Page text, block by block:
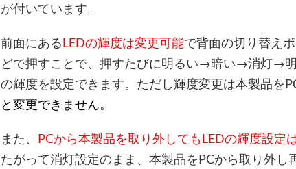
が付いています。
前面にあるLEDの輝度は変更可能で背面の切り替え
どで押すことで、押すたびに明るい→暗い→消灯→
の輝度を設定できます。ただし輝度変更は本製品を
と変更できません。
また、 PCから本製品を取り外してもLEDの輝度設定
たがって消灯設定のまま、本製品をPCから取り外し